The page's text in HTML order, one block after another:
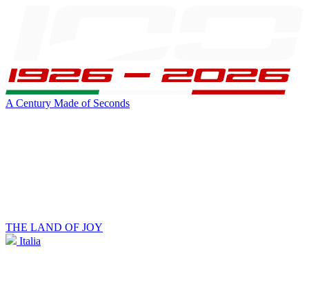
A Century Made of Seconds
THE LAND OF JOY
Italia